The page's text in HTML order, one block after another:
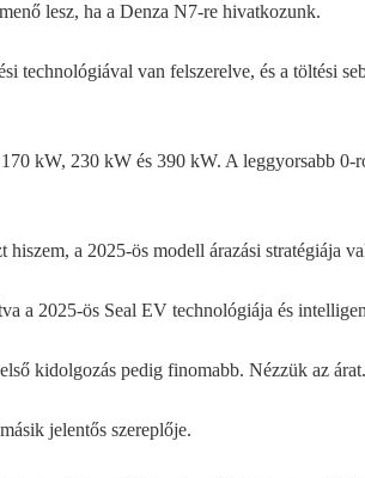
lesz, ha a Denza N7-re hivatkozunk.
van felszerelve, és a töltési
kW, 230 kW és 390 kW. A leggyorsabb 0-
a 2025-ös modell árazási stratégiája
a 2025-ös Seal EV technológiája és
kidolgozás pedig finomabb. Nézzük az
jelentős szereplője.